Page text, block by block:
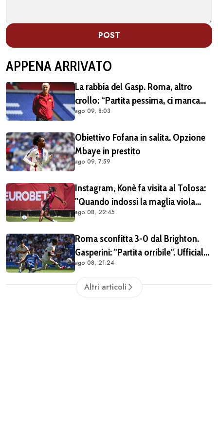
POST
APPENA ARRIVATO
La rabbia del Gasp. Roma, altro
crollo: “Partita pessima, ci manca
qualcosa”
ago 09, 8:03
Obiettivo Fofana in salita. Opzione
Mbaye in prestito
ago 09, 7:59
Instagram, Konè fa visita al Tolosa:
"Quando indossi la maglia viola
diventi parte della famiglia. Era
VIDEO)
ago 08, 22:45
Roma sconfitta 3-0 dal Brighton.
Gasperini: "Partita orribile". Ufficiale
il rinnovo di Pellegrini
ago 08, 21:24
Altri articoli